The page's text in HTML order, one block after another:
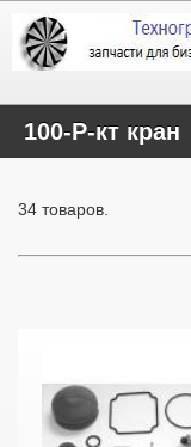
100-Р-кт кран
34 товаров.